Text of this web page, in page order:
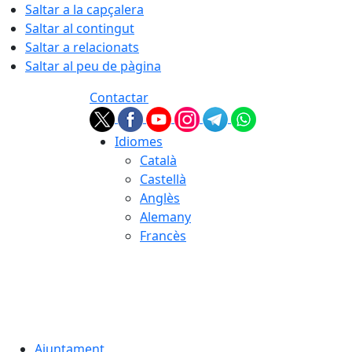
Saltar a la capçalera
Saltar al contingut
Saltar a relacionats
Saltar al peu de pàgina
Contactar
Idiomes
Català
Castellà
Anglès
Alemany
Francès